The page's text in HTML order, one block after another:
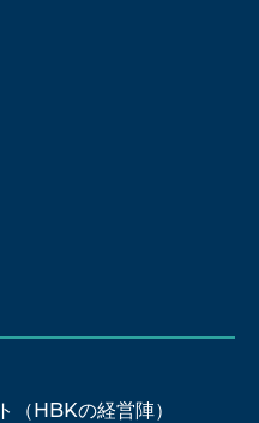
（HBKの経営陣）